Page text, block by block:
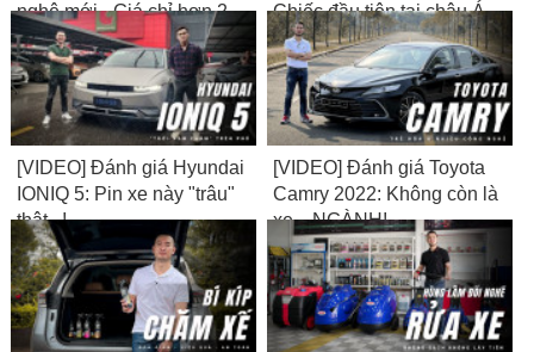
nghệ mới - Giá chỉ hơn 2
triệu
Chiếc đầu tiên tại châu Á,
có tiền chưa chắc mua
được
[VIDEO] Đánh giá Hyundai
IONIQ 5: Pin xe này "trâu"
thật...!
[VIDEO] Đánh giá Toyota
Camry 2022: Không còn là
xe... NGÀNH!